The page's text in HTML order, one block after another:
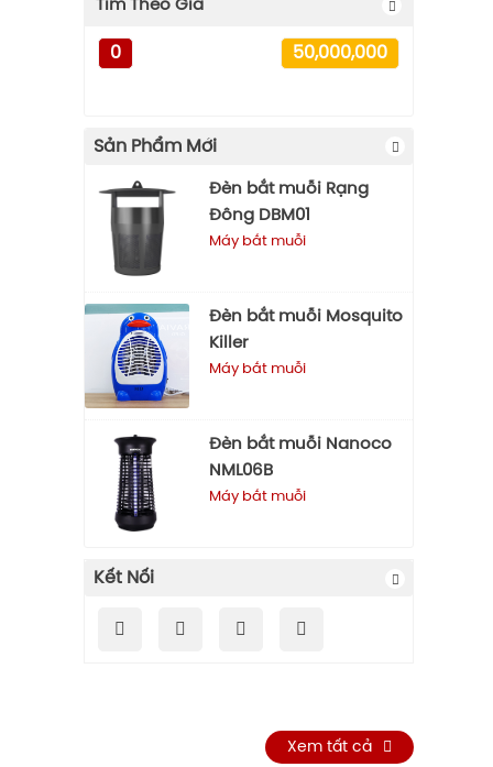
Tìm Theo Giá
0 50,000,000
Sản Phẩm Mới
Đèn bắt muỗi Rạng
Đông DBM01
Máy bắt muỗi
Đèn bắt muỗi Mosquito
Killer
Máy bắt muỗi
Đèn bắt muỗi Nanoco
NML06B
Máy bắt muỗi
Kết Nối
Xem tất cả